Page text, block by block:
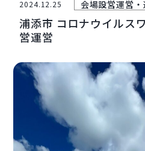
2024.12.25 会場設営運営
浦添市 コロナウイルス
営運営